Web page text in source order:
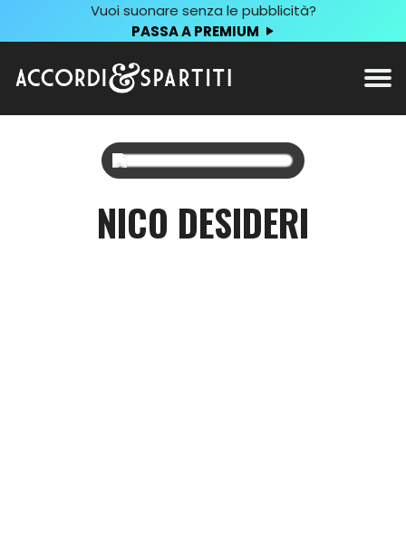
Vuoi suonare senza le pubblicità?
PASSA A PREMIUM
NICO DESIDERI